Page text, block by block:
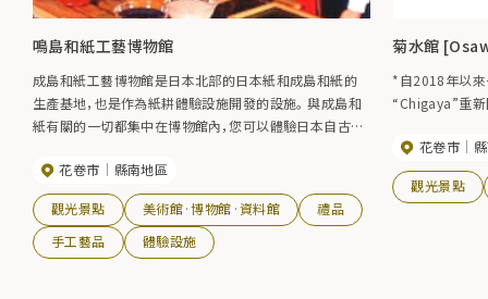
鳴島和紙工藝博物館
成島和紙工藝博物館是日本北部的日本紙和成島和紙的
生產基地，也是作為紙耕體驗設施開發的設施。 與成島和
紙有關的一切都集中在博物館內，您可以體驗日本自古以
還可以觀察造紙工作。
花卷市 縣南地區
觀光景點 美術館·博物館·資料館
禮品
手工藝品
體驗設施
菊水館
*自2018年以
“Chigaya”重新
花卷市
觀光景點